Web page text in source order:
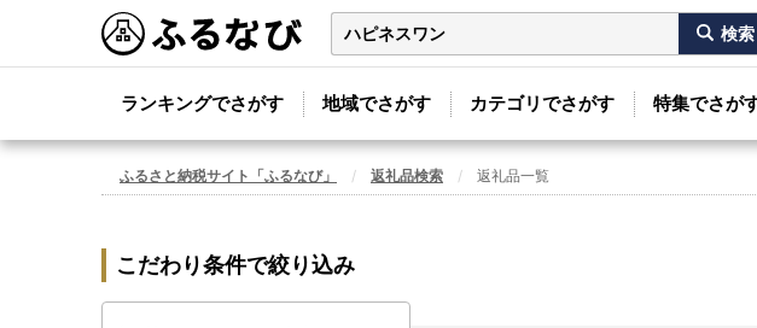
ランキングでさがす 地域でさがす カテゴリでさがす 特集でさが
ふるさと納税サイト「ふるなび」 返礼品検索 返礼品一覧
こだわり条件で絞り込み